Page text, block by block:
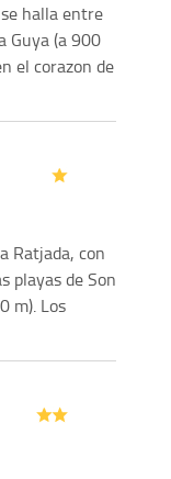
halla entre
Guya (a 900
el corazon de
Ratjada, con
playas de Son
m). Los